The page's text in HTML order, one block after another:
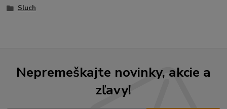
Sluch
Nepremeškajte novinky, akcie a
zľavy!